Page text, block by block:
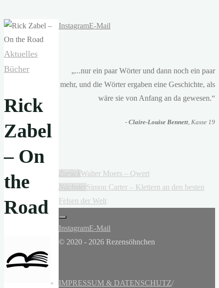
Aktuelles
Bücher
Rick
Zabel
– On
the
Road
InstagramE-Mail
„...nur ein paar Wörter und dann noch ein paar
mehr, und die Wörter ergaben eine Geschichte, als
wäre sie von Anfang an da gewesen.“
- Claire-Louise Bennett, Kasse 19
ZurückWalter Moers – Qwert
NächsterSimon Carter – Klettern an den besten
Felsen der Welt
InstagramE-Mail
© 2020 - 2026 Rezensöhnchen
IMPRESSUM & DATENSCHUTZ/